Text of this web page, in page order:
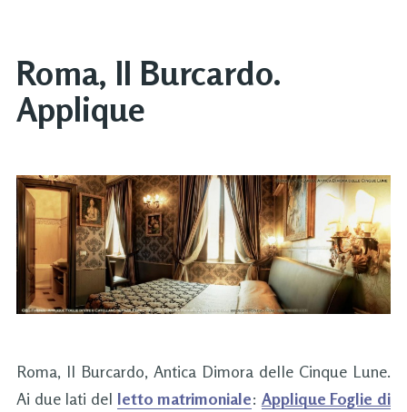
Roma, Il Burcardo.
Applique
Roma, Il Burcardo, Antica Dimora delle Cinque Lune.
Ai due lati del letto matrimoniale: Applique Foglie di